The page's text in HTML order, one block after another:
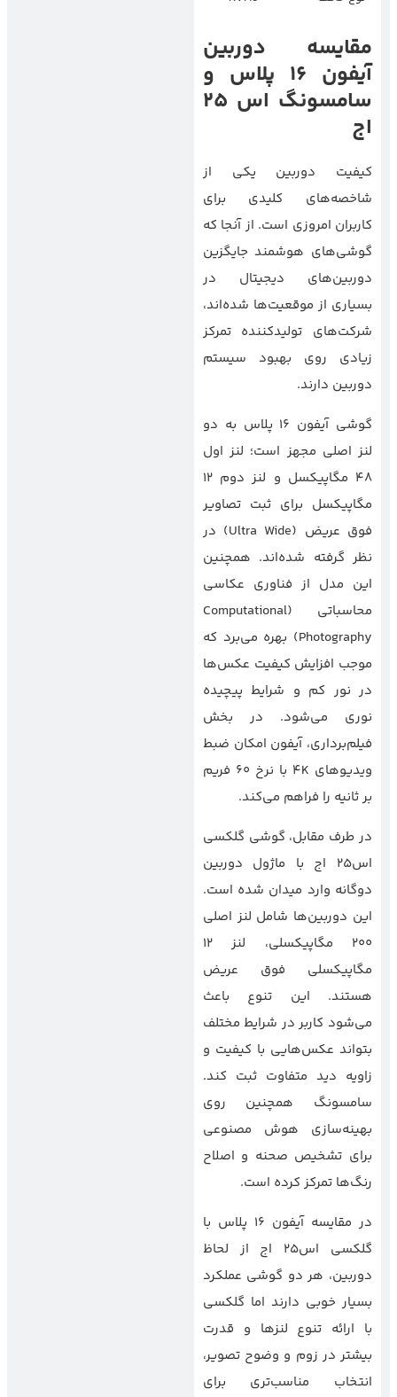
مقایسه دوربین
آیفون 16 پلاس و
سامسونگ اس 25
اج
کیفیت دوربین یکی از
شاخصه‌های کلیدی برای
کاربران امروزی است. از آنجا که
گوشی‌های هوشمند جایگزین
دوربین‌های دیجیتال در
بسیاری از موقعیت‌ها شده‌اند،
شرکت‌های تولیدکننده تمرکز
زیادی روی بهبود سیستم
دوربین دارند.
گوشی آیفون 16 پلاس به دو
لنز اصلی مجهز است؛ لنز اول
48 مگاپیکسل و لنز دوم 12
مگاپیکسل برای ثبت تصاویر
فوق عریض (Ultra Wide) در
نظر گرفته شده‌اند. همچنین
این مدل از فناوری عکاسی
محاسباتی (Computational
Photography) بهره می‌برد که
موجب افزایش کیفیت عکس‌ها
در نور کم و شرایط پیچیده
نوری می‌شود. در بخش
فیلم‌برداری، آیفون امکان ضبط
ویدیوهای 4K با نرخ 60 فریم
بر ثانیه را فراهم می‌کند.
در طرف مقابل، گوشی گلکسی
اس25 اج با ماژول دوربین
دوگانه وارد میدان شده است.
این دوربین‌ها شامل لنز اصلی
200 مگاپیکسلی، لنز 12
مگاپیکسلی فوق عریض
هستند. این تنوع باعث
می‌شود کاربر در شرایط مختلف
بتواند عکس‌هایی با کیفیت و
زاویه دید متفاوت ثبت کند.
سامسونگ همچنین روی
بهینه‌سازی هوش مصنوعی
برای تشخیص صحنه و اصلاح
رنگ‌ها تمرکز کرده است.
در مقایسه آیفون 16 پلاس با
گلکسی اس25 اج از لحاظ
دوربین، هر دو گوشی عملکرد
بسیار خوبی دارند اما گلکسی
با ارائه تنوع لنزها و قدرت
بیشتر در زوم و وضوح تصویر،
انتخاب مناسب‌تری برای